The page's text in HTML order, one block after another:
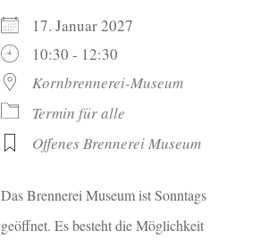
17. Januar 2027
10:30 - 12:30
Kornbrennerei-Museum
Termin für alle
Offenes Brennerei Museum
Das Brennerei Museum ist Sonntags
geöffnet. Es besteht die Möglichkeit